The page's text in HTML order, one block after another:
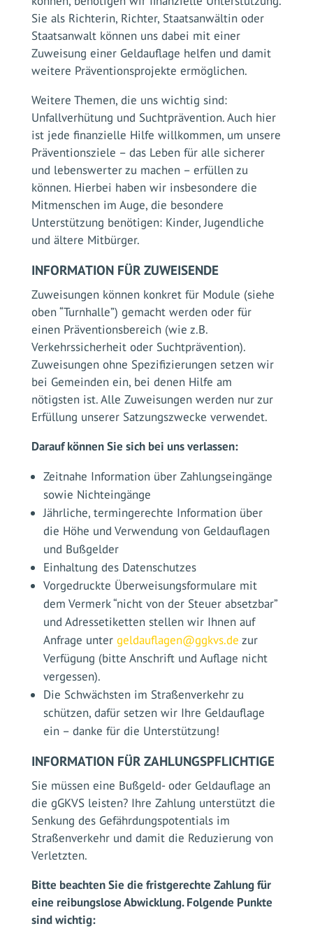
Sie als Richterin, Richter, Staatsanwältin oder
Staatsanwalt können uns dabei mit einer
Zuweisung einer Geldauflage helfen und damit
weitere Präventionsprojekte ermöglichen.
Weitere Themen, die uns wichtig sind:
Unfallverhütung und Suchtprävention. Auch hier
ist jede finanzielle Hilfe willkommen, um unsere
Präventionsziele – das Leben für alle sicherer
und lebenswerter zu machen – erfüllen zu
können. Hierbei haben wir insbesondere die
Mitmenschen im Auge, die besondere
Unterstützung benötigen: Kinder, Jugendliche
und ältere Mitbürger.
INFORMATION FÜR ZUWEISENDE
Zuweisungen können konkret für Module (siehe
oben “Turnhalle”) gemacht werden oder für
einen Präventionsbereich (wie z.B.
Verkehrssicherheit oder Suchtprävention).
Zuweisungen ohne Spezifizierungen setzen wir
bei Gemeinden ein, bei denen Hilfe am
nötigsten ist. Alle Zuweisungen werden nur zur
Erfüllung unserer Satzungszwecke verwendet.
Darauf können Sie sich bei uns verlassen:
Zeitnahe Information über Zahlungseingänge
sowie Nichteingänge
Jährliche, termingerechte Information über
die Höhe und Verwendung von Geldauflagen
und Bußgelder
Einhaltung des Datenschutzes
Vorgedruckte Überweisungsformulare mit
dem Vermerk “nicht von der Steuer absetzbar”
und Adressetiketten stellen wir Ihnen auf
Anfrage unter geldauflagen@ggkvs.de zur
Verfügung (bitte Anschrift und Auflage nicht
vergessen).
Die Schwächsten im Straßenverkehr zu
schützen, dafür setzen wir Ihre Geldauflage
ein – danke für die Unterstützung!
INFORMATION FÜR ZAHLUNGSPFLICHTIGE
Sie müssen eine Bußgeld- oder Geldauflage an
die gGKVS leisten? Ihre Zahlung unterstützt die
Senkung des Gefährdungspotentials im
Straßenverkehr und damit die Reduzierung von
Verletzten.
Bitte beachten Sie die fristgerechte Zahlung für
eine reibungslose Abwicklung. Folgende Punkte
sind wichtig: